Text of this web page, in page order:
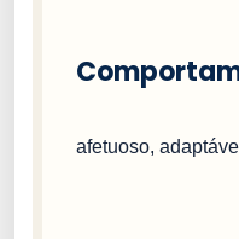
afetuoso,